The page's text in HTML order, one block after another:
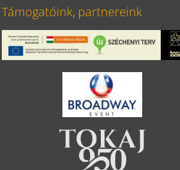
Támogatóink, partnereink